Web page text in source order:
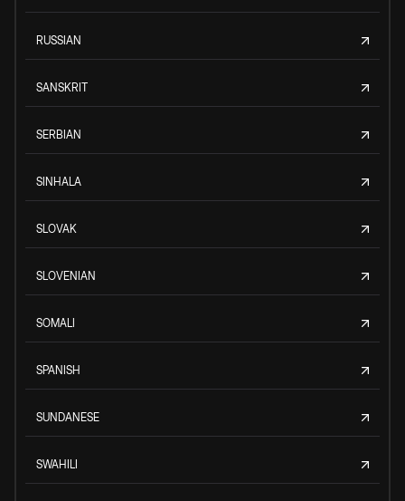
RUSSIAN
SANSKRIT
SERBIAN
SINHALA
SLOVAK
SLOVENIAN
SOMALI
SPANISH
SUNDANESE
SWAHILI